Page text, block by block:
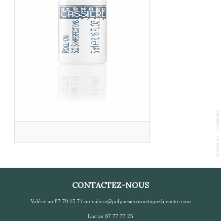
CONTACTEZ-NOUS
Valérie au 87 70 15 71 ou valerie@polynesiecosmetiquesbienetre.com
Luc au 87 77 77 25